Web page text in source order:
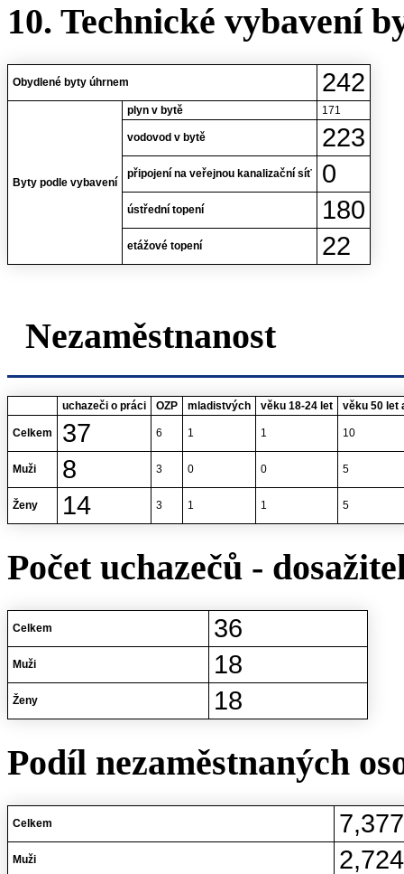
10. Technické vybavení
Obydlené byty úhrnem 242
Byty podle vybavení
plyn v bytě 171
vodovod v bytě 223
připojení na veřejnou kanalizační síť 0
ústřední topení 180
etážové topení 22
Nezaměstnanost
uchazeči o práci OZP mladistvých věku 18-24 let věku 50 let
Celkem 37 6 1 1 10
Muži 8 3 0 0 5
Ženy 14 3 1 1 5
Počet uchazečů -
Celkem 36
Muži 18
Ženy 18
Podíl nezaměstnaných
Celkem
Muži